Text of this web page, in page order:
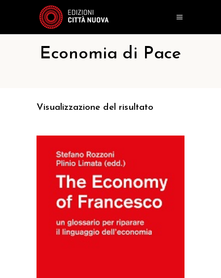
Economia di Pace
Visualizzazione del risultato